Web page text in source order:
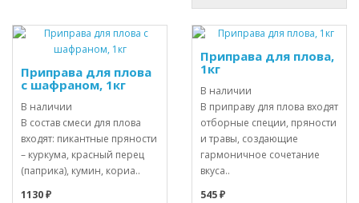
Приправа для плова
с шафраном, 1кг
В наличии
В состав смеси для плова
входят: пикантные пряности
– куркума, красный перец
(паприка), кумин, кориа..
1130 ₽
Приправа для плова,
1кг
В наличии
В приправу для плова входят
отборные специи, пряности
и травы, создающие
гармоничное сочетание
вкуса..
545 ₽